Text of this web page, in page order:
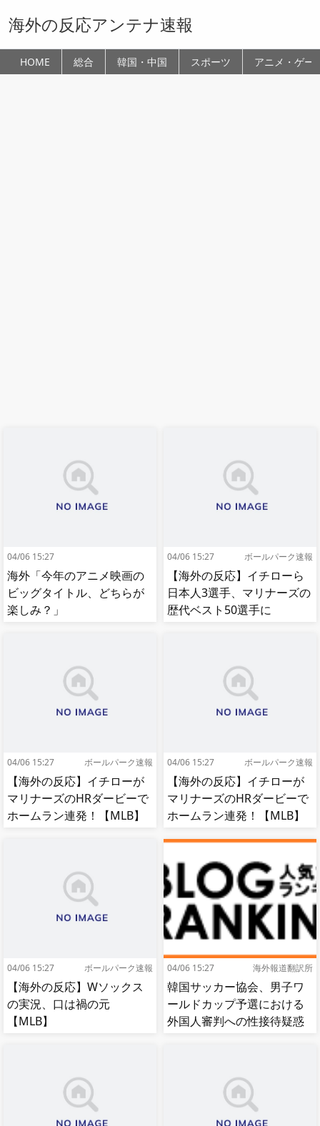
海外の反応アンテナ速報
HOME 総合 韓国・中国 スポーツ アニメ・ゲー
04/06 15:27
海外「今年のアニメ映画の
ビッグタイトル、どちらが
楽しみ？」
04/06 15:27 ボールパーク速報
【海外の反応】イチローら
日本人3選手、マリナーズの
歴代ベスト50選手に
04/06 15:27 ボールパーク速報
【海外の反応】イチローが
マリナーズのHRダービーで
ホームラン連発！【MLB】
04/06 15:27 ボールパーク速報
【海外の反応】イチローが
マリナーズのHRダービーで
ホームラン連発！【MLB】
04/06 15:27 ボールパーク速報
【海外の反応】Wソックス
の実況、口は禍の元
【MLB】
04/06 15:27 海外報道翻訳所
韓国サッカー協会、男子ワ
ールドカップ予選における
外国人審判への性接待疑惑